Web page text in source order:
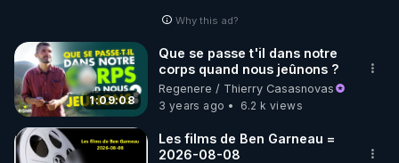
🌱 INSTAGRAM
https://www.instagram.com/rdlr_thierrycasasnovas/
http://rgnr.li/instagram
Why this ad?
1:09:08
Que se passe t'il dans notre
corps quand nous jeûnons ?
Regenere / Thierry Casasnovas
3 years ago
6.2 k views
Les films de Ben Garneau =
2026-08-08